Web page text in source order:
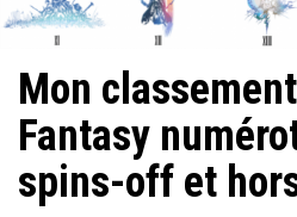
Mon
Fantasy
spins-off et